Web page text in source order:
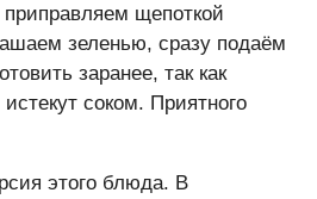
щепоткой
зеленью, сразу подаём
заранее, так как
соком. Приятного
этого блюда. В